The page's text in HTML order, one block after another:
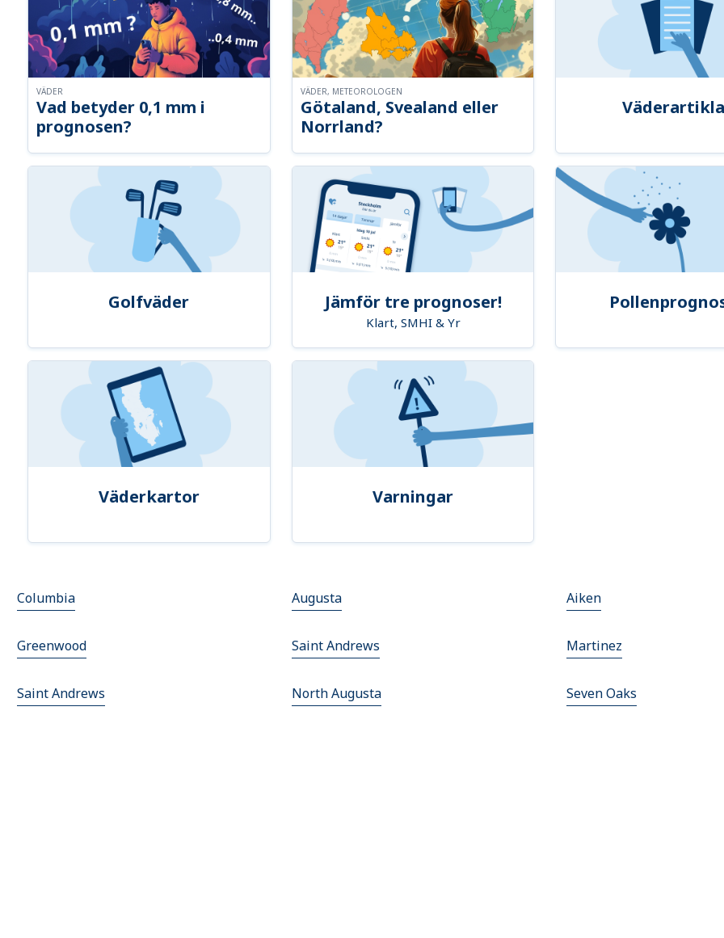
Vad betyder 0,1 mm i
prognosen?
VÄDER
Götaland, Svealand eller
Norrland?
VÄDER, METEOROLOGEN
Golfväder Jämför tre prognoser!
Klart, SMHI & Yr
Väderkartor Varningar
Columbia Augusta Aiken
Greenwood Saint Andrews Martinez
Saint Andrews North Augusta Seven Oaks